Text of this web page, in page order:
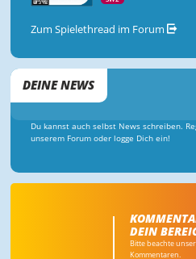
Zum Spielethread im Forum
DEINE NEWS
Du kannst auch selbst News schreiben.
unserem Forum oder logge Dich ein!
DEIN
Bitte beachte
Kommentaren.